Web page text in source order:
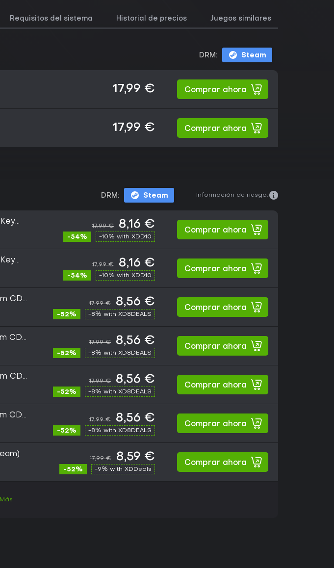
Requisitos del sistema Historial de precios Juegos similares
DRM: Steam
17,99 € Comprar ahora
17,99 € Comprar ahora
DRM: Steam Información de riesgo:
17,99 € 8,16 €
-54% -10% with XDD10
Comprar ahora
17,99 € 8,16 €
-54% -10% with XDD10
Comprar ahora
CD
17,99 € 8,56 €
-52% -8% with XD8DEALS
Comprar ahora
CD
17,99 € 8,56 €
-52% -8% with XD8DEALS
Comprar ahora
CD
17,99 € 8,56 €
-52% -8% with XD8DEALS
Comprar ahora
CD
17,99 € 8,56 €
-52% -8% with XD8DEALS
Comprar ahora
17,99 € 8,59 €
-52% -9% with XDDeals
Comprar ahora